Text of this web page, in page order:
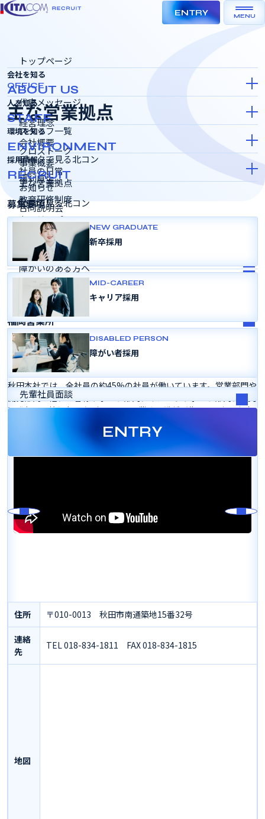
ENTRY MENU
トップページ
会社を知る
ABOUT US
代表メッセージ
経営理念
会社概要
事業概要
主な営業拠点
動画で見る北コン
人を知る
STAFF
スタッフ一覧
クロストーク
社員の日常
環境を知る
ENVIRONMENT
データで見る北コン
福利厚生
教育研修制度
キャリアパス
SDGSの取り組み
女性活躍推進
変革のあゆみ
採用情報
RECRUIT
お知らせ
合同説明会
インターンシップ＆キャリア
採用選考会
障がいのある方へ
よくある質問
採用パンフレット
募集要項
NEW GRADUATE
新卒採用
MID-CAREER
キャリア採用
DISABLED PERSON
障がい者採用
先輩社員面談
ENTRY
OFFICE
主な営業拠点
秋田本社
Ｃ－ＣＵＢＥ（秋田本社）
東北支社
関東支社
関西支社
札幌営業所
福岡営業所
秋田本社
秋田本社では、全社員の約45%の社員が働いています。営業部門や
開発部門の他、お客様サポート部門、インフラサポート部門、研究
開発部門、管理部門など、すべての業務・職種が集まっておりお客
住所 〒010-0013 秋田市南通築地15番32号
連絡
先
TEL 018-834-1811 FAX 018-834-1815
地図